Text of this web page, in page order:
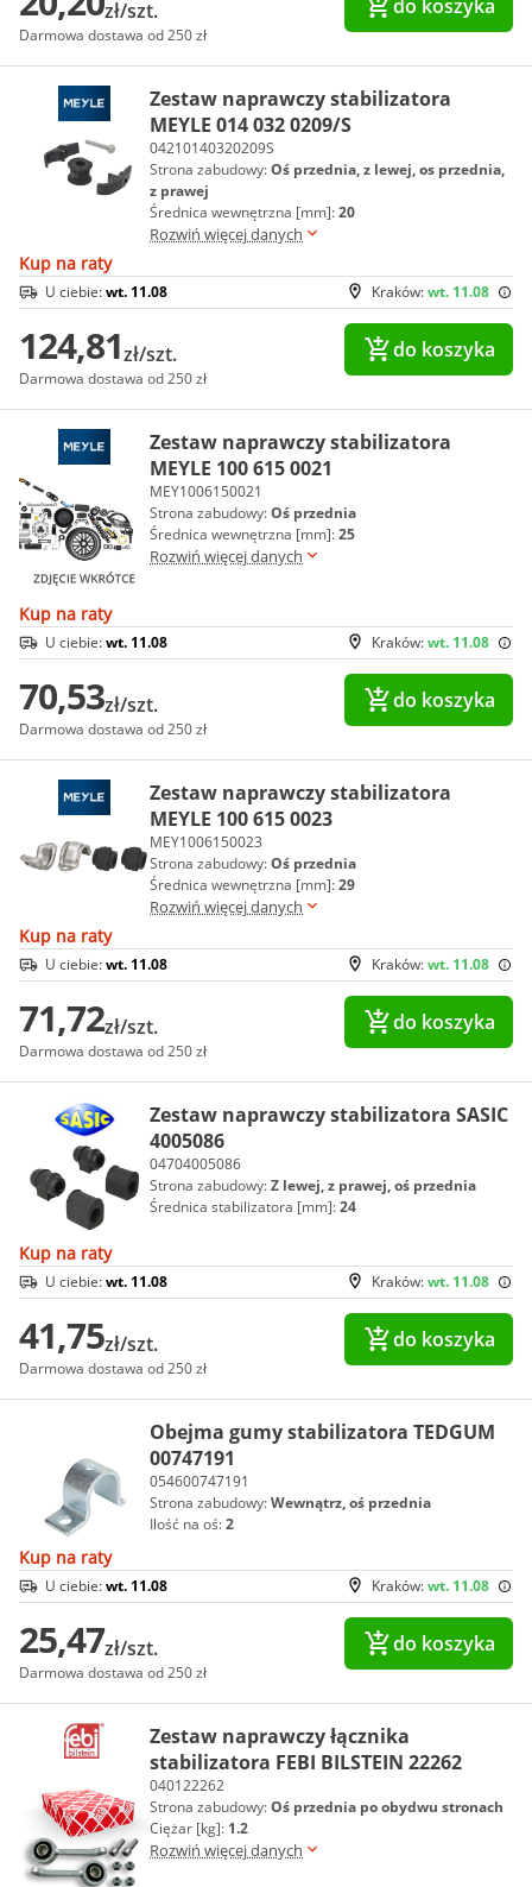
zł/szt.
Darmowa dostawa od 250 zł
do koszyka
Zestaw naprawczy stabilizatora
MEYLE 014 032 0209/S
04210140320209S
Strona zabudowy:Oś przednia, z lewej, os przednia,
z prawej
Średnica wewnętrzna [mm]:20
Rozwiń więcej danych
Kup na raty
Kraków:wt. 11.08
U ciebie:wt. 11.08
124,81zł/szt.
Darmowa dostawa od 250 zł
do koszyka
Zestaw naprawczy stabilizatora
MEYLE 100 615 0021
MEY1006150021
Strona zabudowy:Oś przednia
Średnica wewnętrzna [mm]:25
Rozwiń więcej danych
Kup na raty
Kraków:wt. 11.08
U ciebie:wt. 11.08
70,53zł/szt.
Darmowa dostawa od 250 zł
do koszyka
Zestaw naprawczy stabilizatora
MEYLE 100 615 0023
MEY1006150023
Strona zabudowy:Oś przednia
Średnica wewnętrzna [mm]:29
Rozwiń więcej danych
Kup na raty
Kraków:wt. 11.08
U ciebie:wt. 11.08
71,72zł/szt.
Darmowa dostawa od 250 zł
do koszyka
Zestaw naprawczy stabilizatora SASIC
4005086
04704005086
Strona zabudowy:Z lewej, z prawej, oś przednia
Średnica stabilizatora [mm]:24
Kup na raty
Kraków:wt. 11.08
U ciebie:wt. 11.08
41,75zł/szt.
Darmowa dostawa od 250 zł
do koszyka
Obejma gumy stabilizatora TEDGUM
00747191
054600747191
Strona zabudowy:Wewnątrz, oś przednia
Ilość na oś:2
Kup na raty
Kraków:wt. 11.08
U ciebie:wt. 11.08
25,47zł/szt.
Darmowa dostawa od 250 zł
do koszyka
Zestaw naprawczy łącznika
stabilizatora FEBI BILSTEIN 22262
040122262
Strona zabudowy:Oś przednia po obydwu stronach
Ciężar [kg]: 1.2
Rozwiń więcej danych